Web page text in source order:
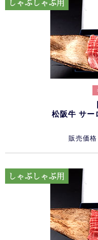
松阪牛 サー
販売価格